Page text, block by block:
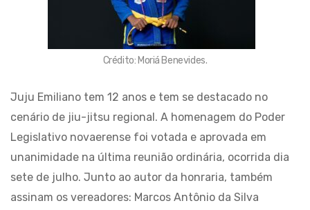
Crédito: Moriá Benevides.
Juju Emiliano tem 12 anos e tem se destacado no
cenário de jiu-jitsu regional. A homenagem do Poder
Legislativo novaerense foi votada e aprovada em
unanimidade na última reunião ordinária, ocorrida dia
sete de julho. Junto ao autor da honraria, também
assinam os vereadores: Marcos Antônio da Silva